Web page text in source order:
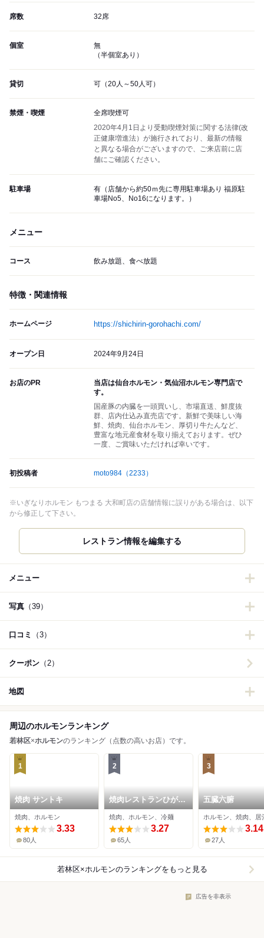
席数 32席
個室
無
（半個室あり）
貸切 可（20人～50人可）
禁煙・喫煙
全席喫煙可
2020年4月1日より受動喫煙対策に関する法律(改
正健康増進法）が施行されており、最新の情報
と異なる場合がございますので、ご来店前に店
舗にご確認ください。
駐車場
有（店舗から約50ｍ先に専用駐車場あり 福原駐
車場No5、No16になります。）
メニュー
コース 飲み放題、食べ放題
特徴・関連情報
ホームページ https://shichirin-gorohachi.com/
オープン日 2024年9月24日
お店のPR
当店は仙台ホルモン・気仙沼ホルモン専門店で
す。
国産豚の内臓を一頭買いし、市場直送、鮮度抜
群、店内仕込み直売店です。新鮮で美味しい海
鮮、焼肉、仙台ホルモン、厚切り牛たんなど、
豊富な地元産食材を取り揃えております。ぜひ
一度、ご賞味いただければ幸いです。
初投稿者 moto984 （2233）
※いぎなりホルモン もつまる 大和町店の店舗情報に誤りがある場合は、以下
から修正して下さい。
レストラン情報を編集する
メニュー
写真 （39）
口コミ （3）
クーポン （2）
地図
周辺のホルモンランキング
若林区×ホルモンのランキング（点数の高いお店）です。
1
焼肉 サントキ
焼肉、ホルモン
3.33
80人
2
焼肉レストランひがし
やま 六丁の目店
焼肉、ホルモン、冷麺
3.27
65人
3
五臓六腑
ホルモン、焼肉、居
3.14
27人
若林区×ホルモンのランキングをもっと見る
広告を非表示